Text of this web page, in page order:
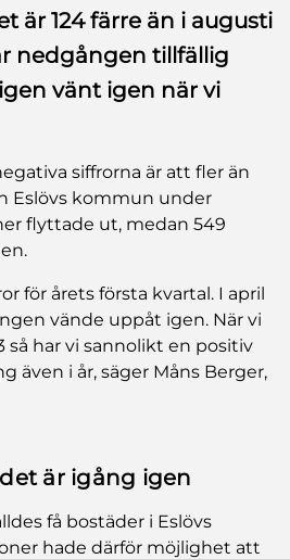
är 124 färre än i augusti
nedgången tillfällig
vänt igen när vi
siffrorna är att fler än
Eslövs kommun under
flyttade ut, medan 549
för årets första kvartal. I april
vände uppåt igen. När vi
så har vi sannolikt en positiv
även i år, säger Måns Berger,
är igång igen
få bostäder i Eslövs
hade därför möjlighet att